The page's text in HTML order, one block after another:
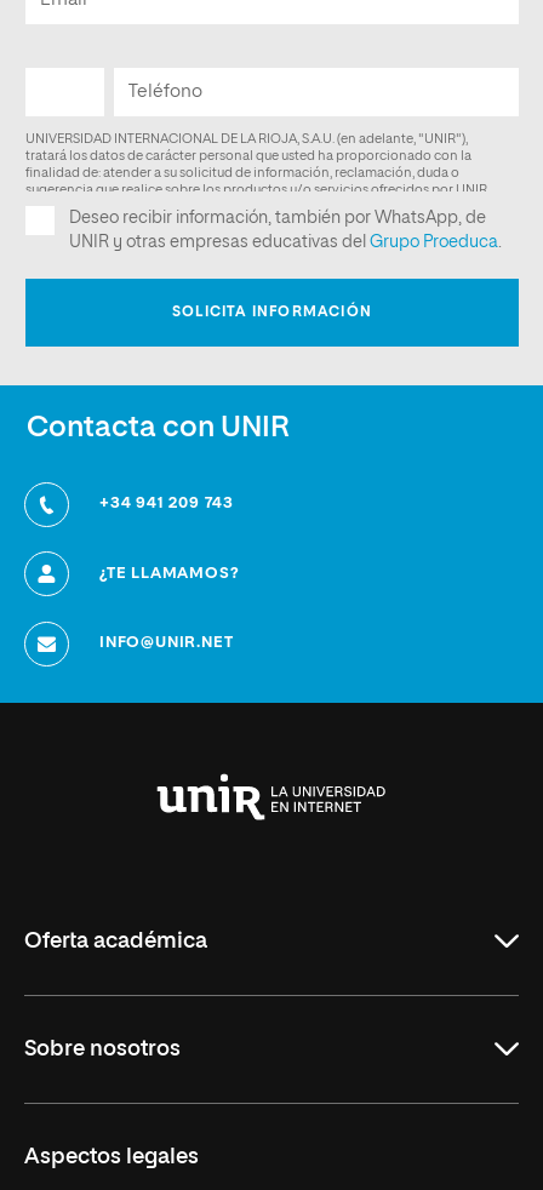
Contacta con UNIR
+34 941 209 743
¿TE LLAMAMOS?
INFO@UNIR.NET
Oferta académica
Másteres Oficiales
Doctorados
Sobre nosotros
Facultades
Aspectos legales